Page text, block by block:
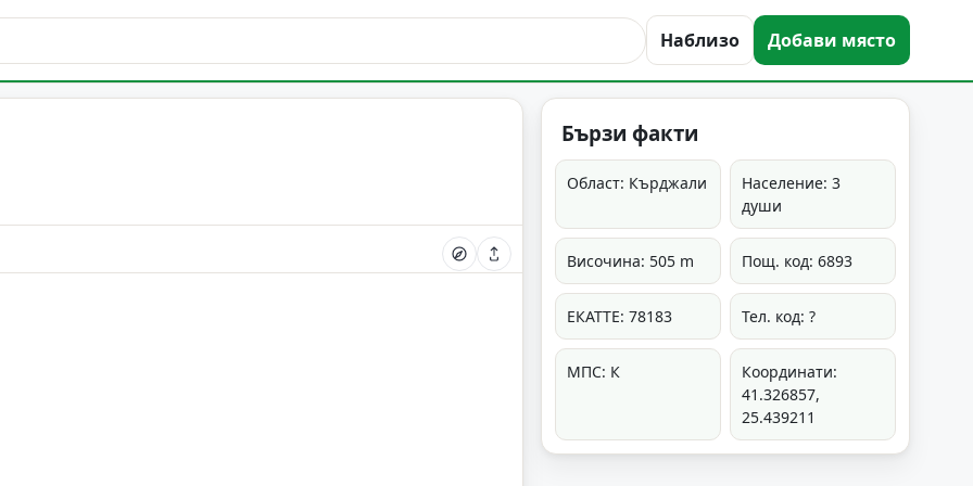
Наблизо Добави място
Бързи факти
Област: Кърджали
Население: 3
души
Височина: 505 m Пощ. код: 6893
ЕКАТТЕ: 78183 Тел. код: ?
МПС: К
Координати:
41.326857,
25.439211